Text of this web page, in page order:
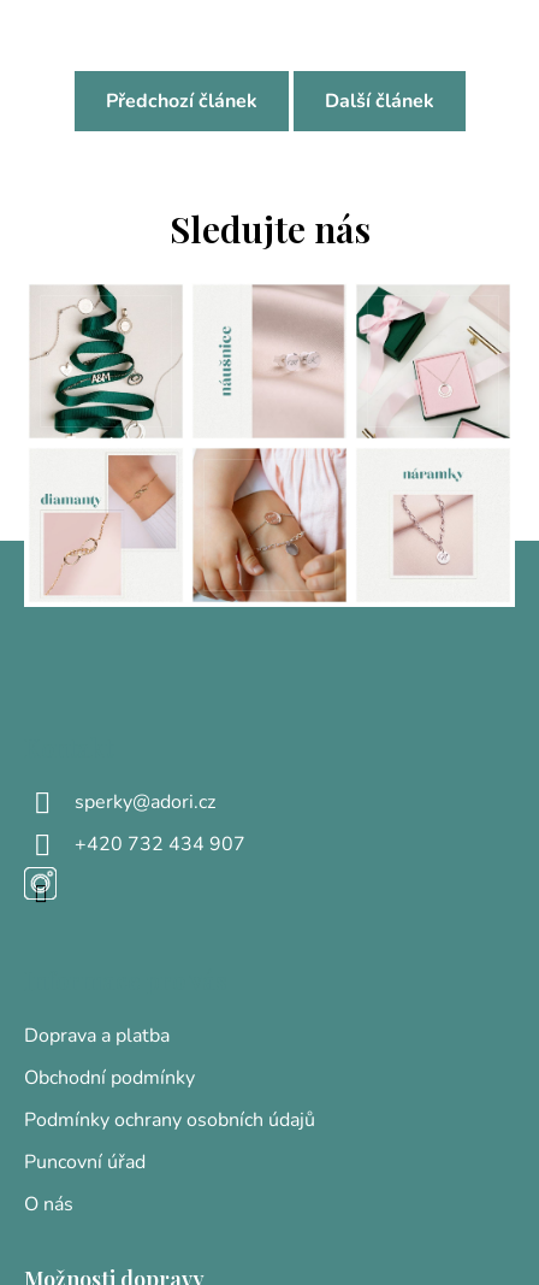
Předchozí článek Další článek
Sledujte nás
sperky@adori.cz
+420 732 434 907
Doprava a platba
Obchodní podmínky
Podmínky ochrany osobních údajů
Puncovní úřad
O nás
Možnosti dopravy